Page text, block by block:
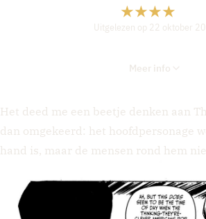
Uitgelezen op 22 oktober
Meer info
Het deed me een beetje denken aan
dan omgekeerd: het hoofdpersonage
hand is, maar de mensen rond hem